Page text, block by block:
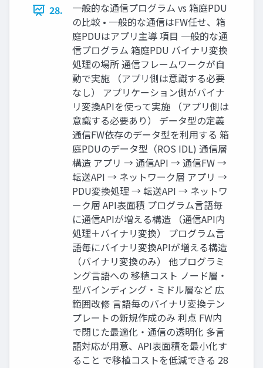
28.
一般的な通信プログラム vs 箱庭PDU
の比較 • 一般的な通信はFW任せ、箱
庭PDUはアプリ主導 項目 一般的な通
信プログラム 箱庭PDU バイナリ変換
処理の場所 通信フレームワークが自
動で実施 （アプリ側は意識する必要
なし） アプリケーション側がバイナ
リ変換APIを使って実施 （アプリ側は
意識する必要あり） データ型の定義
通信FW依存のデータ型を利用する 箱
庭PDUのデータ型（ROS IDL) 通信層
構造 アプリ → 通信API → 通信FW →
転送API → ネットワーク層 アプリ →
PDU変換処理 → 転送API → ネットワ
ーク層 API表面積 プログラム言語毎
に通信APIが増える構造 （通信API内
処理＋バイナリ変換） プログラム言
語毎にバイナリ変換APIが増える構造
（バイナリ変換のみ） 他プログラミ
ング言語への 移植コスト ノード層・
型バインディング・ミドル層など 広
範囲改修 言語毎のバイナリ変換テン
プレートの新規作成のみ 利点 FW内
で閉じた最適化・通信の透明化 多言
語対応が用意、API表面積を最小化す
ること で移植コストを低減できる 28